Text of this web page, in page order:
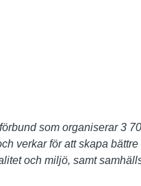
som organiserar 3
verkar för att skapa
och miljö, samt